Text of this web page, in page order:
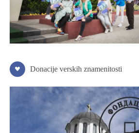
Donacije verskih znamenitosti